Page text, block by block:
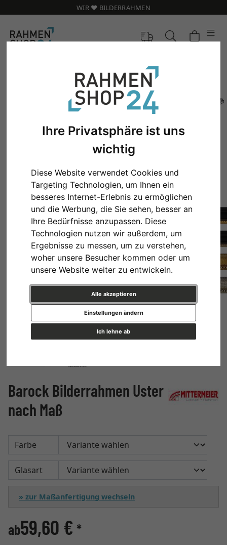
Ihre Privatsphäre ist uns
wichtig
Diese Website verwendet Cookies und
Targeting Technologien, um Ihnen ein
besseres Internet-Erlebnis zu ermöglichen
und die Werbung, die Sie sehen, besser an
Ihre Bedürfnisse anzupassen. Diese
Technologien nutzen wir außerdem, um
Ergebnisse zu messen, um zu verstehen,
woher unsere Besucher kommen oder um
unsere Website weiter zu entwickeln.
Alle akzeptieren
Ich lehne ab
Einstellungen ändern
WIR ❤️ BILDERRAHMEN
Zurück
Barock Bilderrahmen Uster
nach Maß
Farbe
Glasart
» zur Maßanfertigung wechseln
ab59,60 € *